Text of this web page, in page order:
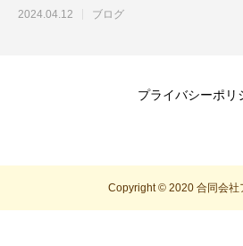
が多かったで
2024.04.12 ブログ
プライバシーポリ
Copyright © 2020 合同会社